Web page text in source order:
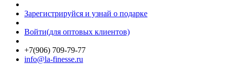
Зарегистрируйся и узнай о подарке
Войти(для оптовых клиентов)
+7(906) 709-79-77
info@la-finesse.ru